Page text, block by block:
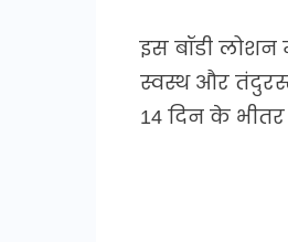
इस बॉडी
स्वस्थ और
14 दिन के